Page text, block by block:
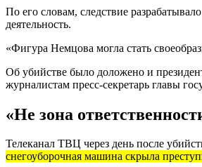
По его словам, следствие
деятельность.
«Фигура Немцова могла стать
Об убийстве было доложено и
журналистам пресс-секретарь главы
«Не зона
Телеканал ТВЦ через день после
снегоуборочная машина скрыла